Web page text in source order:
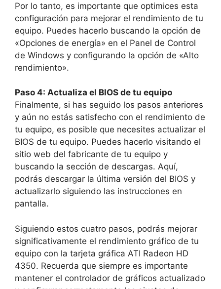
Por lo tanto, es importante que optimices esta
configuración para mejorar el rendimiento de tu
equipo. Puedes hacerlo buscando la opción de
«Opciones de energía» en el Panel de Control
de Windows y configurando la opción de «Alto
rendimiento».
Paso 4: Actualiza el BIOS de tu equipo
Finalmente, si has seguido los pasos anteriores
y aún no estás satisfecho con el rendimiento de
tu equipo, es posible que necesites actualizar el
BIOS de tu equipo. Puedes hacerlo visitando el
sitio web del fabricante de tu equipo y
buscando la sección de descargas. Aquí,
podrás descargar la última versión del BIOS y
actualizarlo siguiendo las instrucciones en
pantalla.
Siguiendo estos cuatro pasos, podrás mejorar
significativamente el rendimiento gráfico de tu
equipo con la tarjeta gráfica ATI Radeon HD
4350. Recuerda que siempre es importante
mantener el controlador de gráficos actualizado